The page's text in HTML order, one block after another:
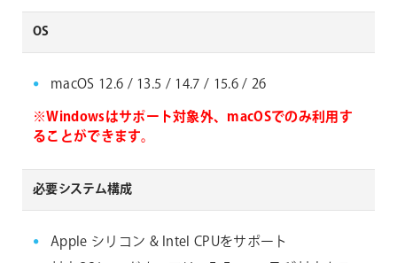
OS
macOS 12.6 / 13.5 / 14.7 / 15.6 / 26
※Windowsはサポート対象外、macOSでのみ利用す
ることができます。
必要システム構成
Apple シリコン & Intel CPUをサポート